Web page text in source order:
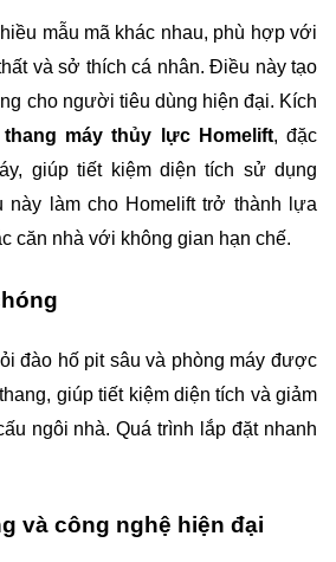
mẫu mã khác nhau, phù hợp với
và sở thích cá nhân. Điều này tạo
cho người tiêu dùng hiện đại. Kích
thang máy thủy lực Homelift, đặc
giúp tiết kiệm diện tích sử dụng
này làm cho Homelift trở thành lựa
căn nhà với không gian hạn chế.
đào hố pit sâu và phòng máy được
giúp tiết kiệm diện tích và giảm
ngôi nhà. Quá trình lắp đặt nhanh
và công nghệ hiện đại